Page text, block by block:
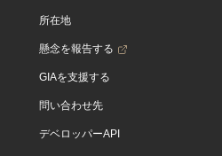
所在地
懸念を報告する
GIAを支援する
問い合わせ先
デベロッパーAPI